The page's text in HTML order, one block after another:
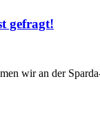
gefragt!
wir an der